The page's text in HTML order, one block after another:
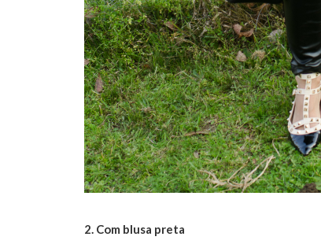
2. Com blusa preta